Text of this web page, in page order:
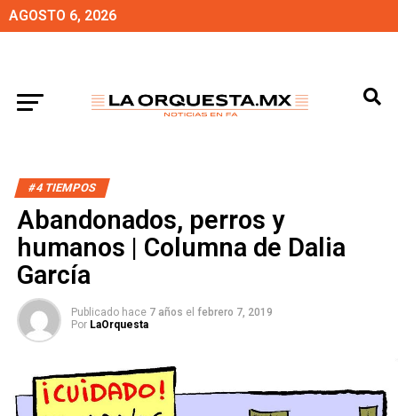
AGOSTO 6, 2026
#4 TIEMPOS
Abandonados, perros y
humanos | Columna de Dalia
García
Publicado hace 7 años el febrero 7, 2019
Por LaOrquesta